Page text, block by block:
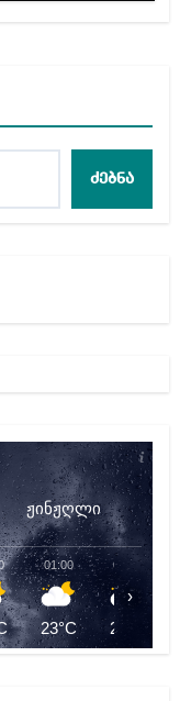
ძებნა
ჟინჟღლი
01:00
23°C
02:00
23°C
›